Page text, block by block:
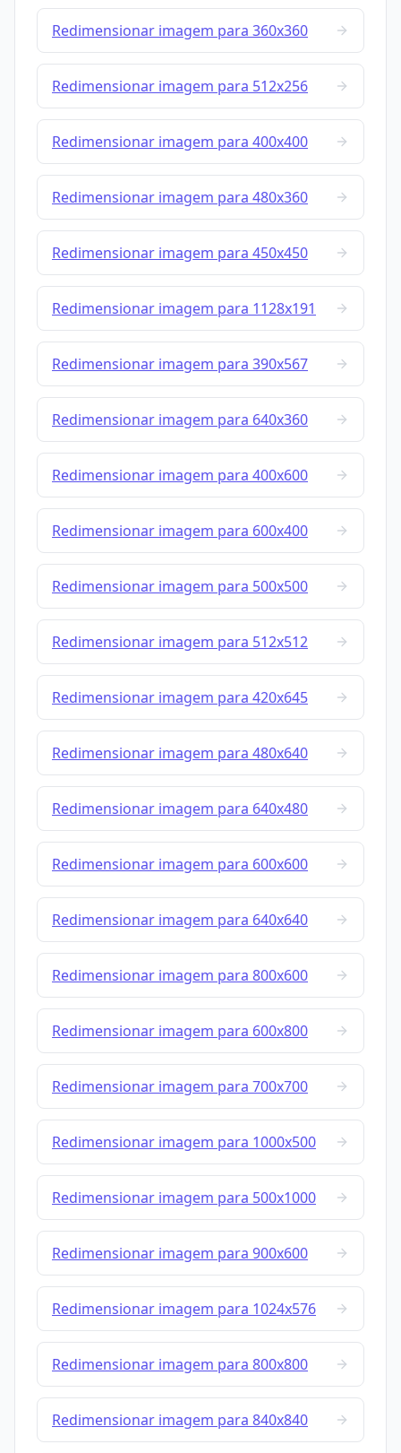
Redimensionar imagem para 360x360
Redimensionar imagem para 512x256
Redimensionar imagem para 400x400
Redimensionar imagem para 480x360
Redimensionar imagem para 450x450
Redimensionar imagem para 1128x191
Redimensionar imagem para 390x567
Redimensionar imagem para 640x360
Redimensionar imagem para 400x600
Redimensionar imagem para 600x400
Redimensionar imagem para 500x500
Redimensionar imagem para 512x512
Redimensionar imagem para 420x645
Redimensionar imagem para 480x640
Redimensionar imagem para 640x480
Redimensionar imagem para 600x600
Redimensionar imagem para 640x640
Redimensionar imagem para 800x600
Redimensionar imagem para 600x800
Redimensionar imagem para 700x700
Redimensionar imagem para 1000x500
Redimensionar imagem para 500x1000
Redimensionar imagem para 900x600
Redimensionar imagem para 1024x576
Redimensionar imagem para 800x800
Redimensionar imagem para 840x840